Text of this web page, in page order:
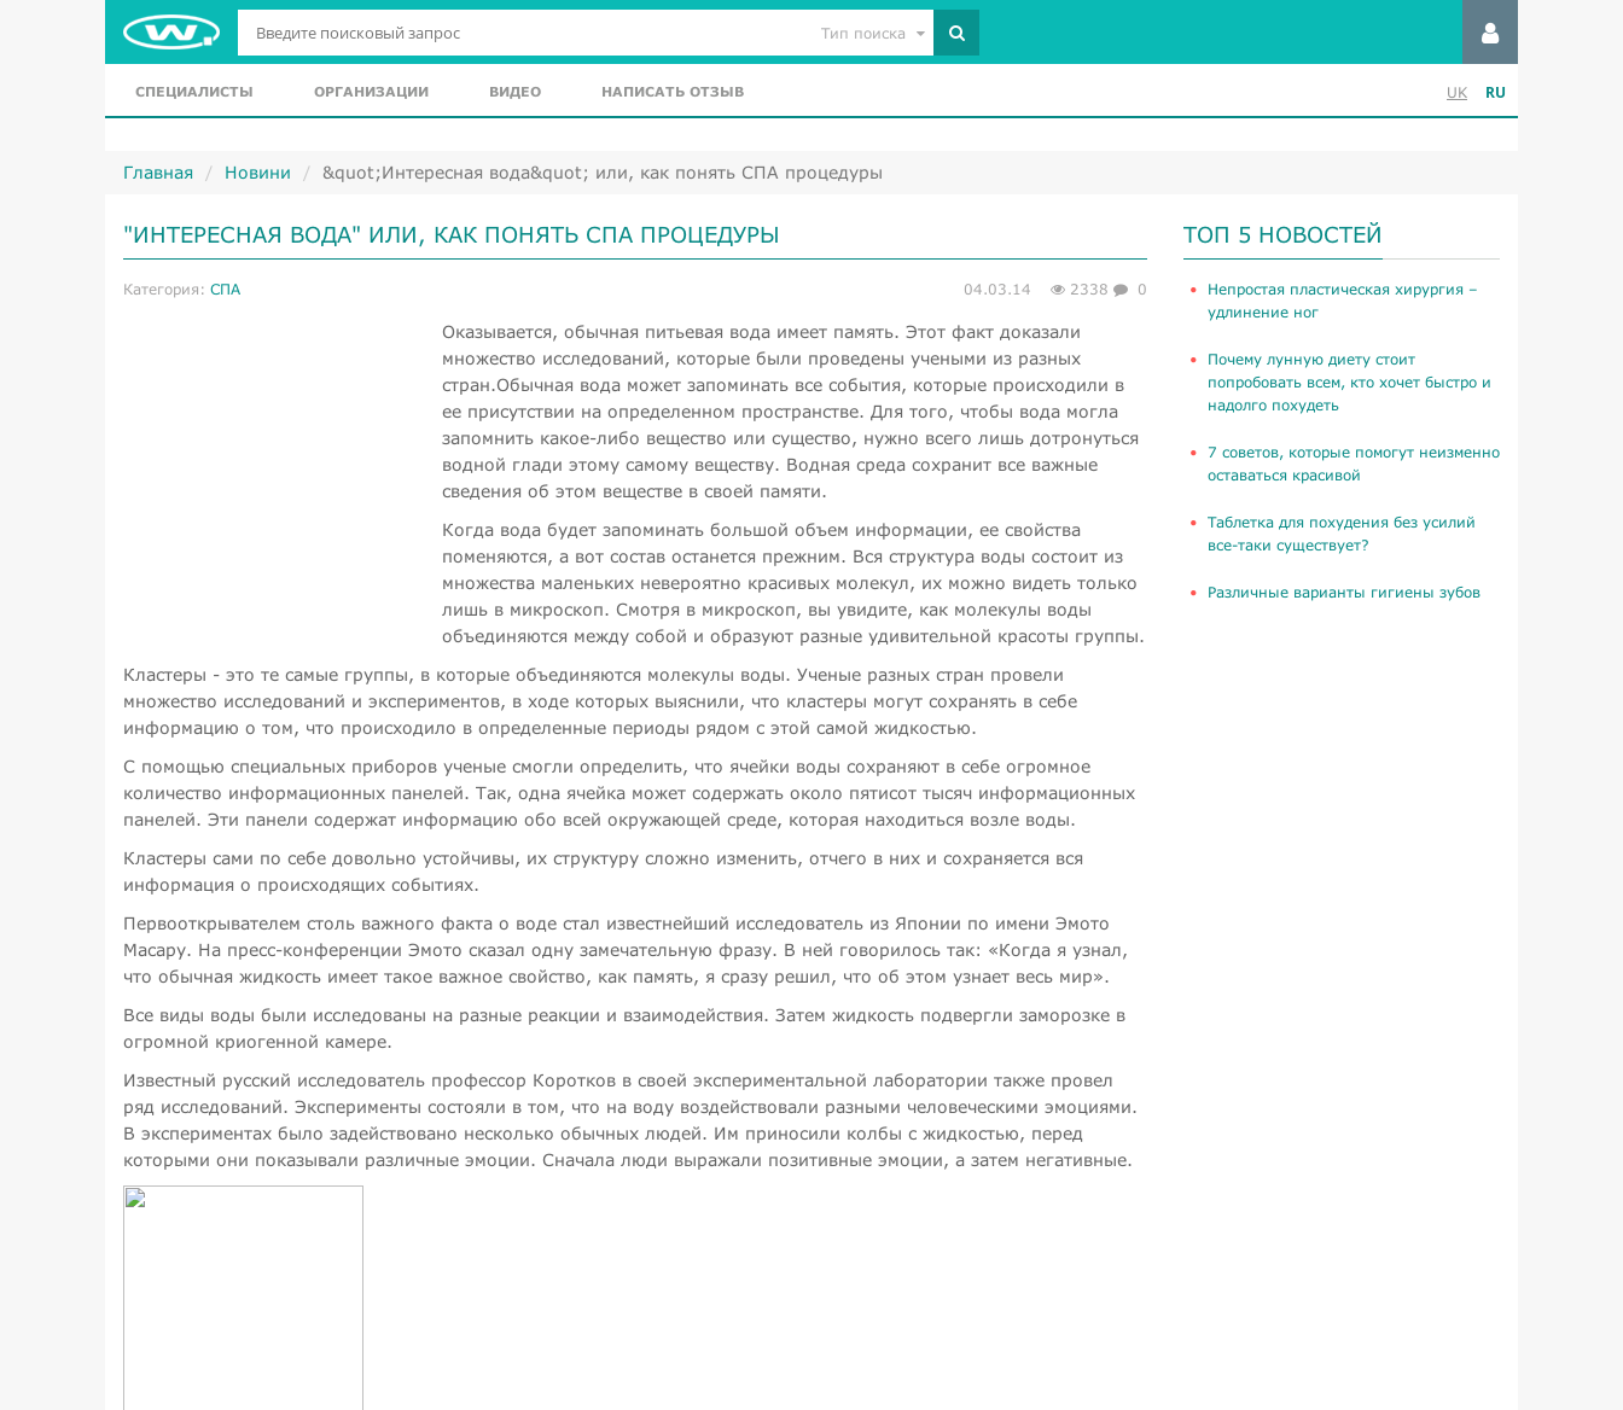
Тип поиска
СПЕЦИАЛИСТЫ ОРГАНИЗАЦИИ ВИДЕО НАПИСАТЬ ОТЗЫВ UK RU
Главная Новини &quot;Интересная вода&quot; или, как понять СПА процедуры
"ИНТЕРЕСНАЯ ВОДА" ИЛИ, КАК ПОНЯТЬ СПА ПРОЦЕДУРЫ
Категория: СПА 04.03.14 2338 0
Оказывается, обычная питьевая вода имеет память. Этот факт доказали
множество исследований, которые были проведены учеными из разных
стран.Обычная вода может запоминать все события, которые происходили в
ее присутствии на определенном пространстве. Для того, чтобы вода могла
запомнить какое-либо вещество или существо, нужно всего лишь дотронуться
водной глади этому самому веществу. Водная среда сохранит все важные
сведения об этом веществе в своей памяти.
Когда вода будет запоминать большой объем информации, ее свойства
поменяются, а вот состав останется прежним. Вся структура воды состоит из
множества маленьких невероятно красивых молекул, их можно видеть только
лишь в микроскоп. Смотря в микроскоп, вы увидите, как молекулы воды
объединяются между собой и образуют разные удивительной красоты группы.
Кластеры - это те самые группы, в которые объединяются молекулы воды. Ученые разных стран провели
множество исследований и экспериментов, в ходе которых выяснили, что кластеры могут сохранять в себе
информацию о том, что происходило в определенные периоды рядом с этой самой жидкостью.
С помощью специальных приборов ученые смогли определить, что ячейки воды сохраняют в себе огромное
количество информационных панелей. Так, одна ячейка может содержать около пятисот тысяч информационных
панелей. Эти панели содержат информацию обо всей окружающей среде, которая находиться возле воды.
Кластеры сами по себе довольно устойчивы, их структуру сложно изменить, отчего в них и сохраняется вся
информация о происходящих событиях.
Первооткрывателем столь важного факта о воде стал известнейший исследователь из Японии по имени Эмото
Масару. На пресс-конференции Эмото сказал одну замечательную фразу. В ней говорилось так: «Когда я узнал,
что обычная жидкость имеет такое важное свойство, как память, я сразу решил, что об этом узнает весь мир».
Все виды воды были исследованы на разные реакции и взаимодействия. Затем жидкость подвергли заморозке в
огромной криогенной камере.
Известный русский исследователь профессор Коротков в своей экспериментальной лаборатории также провел
ряд исследований. Эксперименты состояли в том, что на воду воздействовали разными человеческими эмоциями.
В экспериментах было задействовано несколько обычных людей. Им приносили колбы с жидкостью, перед
которыми они показывали различные эмоции. Сначала люди выражали позитивные эмоции, а затем негативные.
ТОП 5 НОВОСТЕЙ
​Непростая пластическая хирургия –
удлинение ног
Почему лунную диету стоит
попробовать всем, кто хочет быстро и
надолго похудеть
​7 советов, которые помогут неизменно
оставаться красивой
Таблетка для похудения без усилий
все-таки существует?
​Различные варианты гигиены зубов